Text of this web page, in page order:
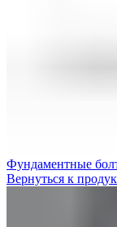
Фундаментные
Вернуться к